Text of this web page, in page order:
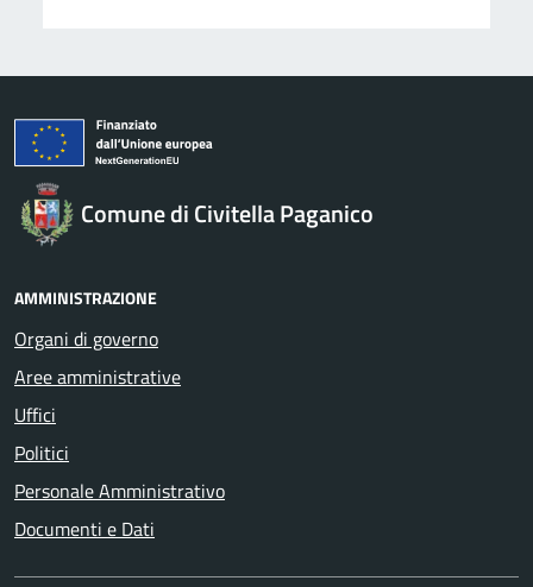
Comune di Civitella Paganico
AMMINISTRAZIONE
Organi di governo
Aree amministrative
Uffici
Politici
Personale Amministrativo
Documenti e Dati